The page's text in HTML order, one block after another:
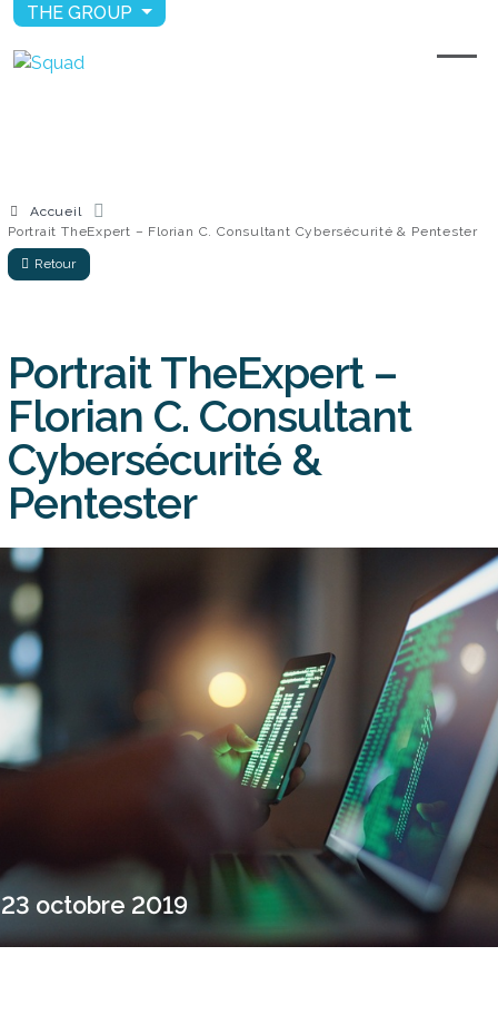
THE GROUP
Accueil
Portrait TheExpert – Florian C. Consultant Cybersécurité & Pentester
Retour
Portrait TheExpert –
Florian C. Consultant
Cybersécurité &
Pentester
23 octobre 2019